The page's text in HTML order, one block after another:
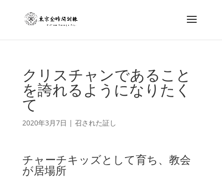
クリスチャンであること
を誇れるようになりたく
て
2020年3月7日 | 召された証し
チャーチキッズとして育ち、教会
が居場所